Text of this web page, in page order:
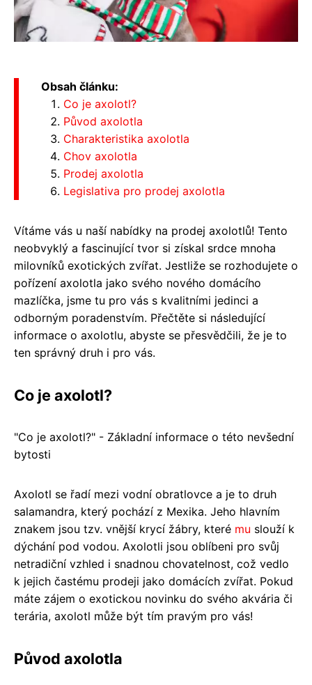
Obsah článku:
Co je axolotl?
Původ axolotla
Charakteristika axolotla
Chov axolotla
Prodej axolotla
Legislativa pro prodej axolotla
Vítáme vás u naší nabídky na prodej axolotlů! Tento
neobvyklý a fascinující tvor si získal srdce mnoha
milovníků exotických zvířat. Jestliže se rozhodujete o
pořízení axolotla jako svého nového domácího
mazlíčka, jsme tu pro vás s kvalitními jedinci a
odborným poradenstvím. Přečtěte si následující
informace o axolotlu, abyste se přesvědčili, že je to
ten správný druh i pro vás.
Co je axolotl?
"Co je axolotl?" - Základní informace o této nevšední
bytosti
Axolotl se řadí mezi vodní obratlovce a je to druh
salamandra, který pochází z Mexika. Jeho hlavním
znakem jsou tzv. vnější krycí žábry, které mu slouží k
dýchání pod vodou. Axolotli jsou oblíbeni pro svůj
netradiční vzhled i snadnou chovatelnost, což vedlo
k jejich častému prodeji jako domácích zvířat. Pokud
máte zájem o exotickou novinku do svého akvária či
terária, axolotl může být tím pravým pro vás!
Původ axolotla